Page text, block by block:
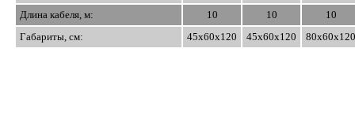
Длина кабеля, м:
10 10
10
Габариты, см:
45х60х120 45х60х120 80х60х120